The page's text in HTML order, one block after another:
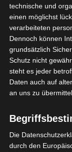
Wir
lieben
neues &
Bei uns
technische und
einen möglichst
verarbeiteten
Dennoch können
grundsätzlich
Schutz nicht
steht es jeder
Daten auch auf
an uns zu
Die
durch den